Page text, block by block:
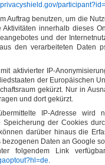
Auftrag benutzen, um die
innerhalb dieses
und der
den verarbeiteten Daten
aktivierter IP-
der Europäischen
gekürzt. Nur in
und dort gekürzt.
IP-Adresse wird
der Cookies
darüber hinaus die
Daten an Google
folgendem Link
.